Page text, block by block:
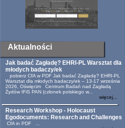
Aktualności
Jak badać Zagładę? EHRI-PL Warsztat dla
młodych badaczy/ek
pobierz CfA w PDF Jak badać Zagładę? EHRI-PL
Warsztat dla młodych badaczy/ek – 13-17 września
2026, Oświęcim Centrum Badań nad Zagładą
Żydów IFiS PAN (członek polskiego w...
więcej...
Research Workshop - Holocaust
Egodocuments: Research and Challenges
CfA in PDF ...